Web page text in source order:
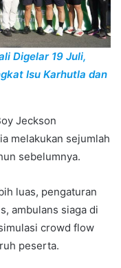
Digelar 19 Juli,
Isu Karhutla dan
Jeckson
melakukan sejumlah
sebelumnya.
luas, pengaturan
ambulans siaga di
crowd flow
peserta.